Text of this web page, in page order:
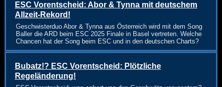
ESC Vorentscheid: Abor & Tynna mit deutschem
Allzeit-Rekord!
Geschwisterduo Abor & Tynna aus Österreich wird mit dem Song
Baller die ARD beim ESC 2025 Finale in Basel vertreten. Welche
Chancen hat der Song beim ESC und in den deutschen Charts?
Bubatz!? ESC Vorentscheid: Plötzliche
Regeländerung!